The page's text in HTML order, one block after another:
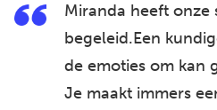
Miranda heeft onze
begeleid.Een
de emoties om kan
Je maakt immers